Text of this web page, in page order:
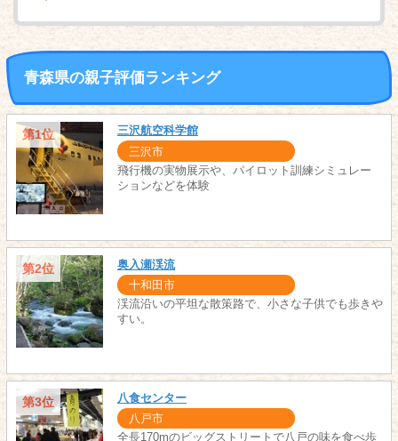
青森県の親子評価ランキング
第1位 三沢航空科学館
三沢市
飛行機の実物展示や、パイロット訓練シミュレー
ションなどを体験
第2位 奥入瀬渓流
十和田市
渓流沿いの平坦な散策路で、小さな子供でも歩きや
すい。
第3位 八食センター
八戸市
全長170mのビッグストリートで八戸の味を食べ歩